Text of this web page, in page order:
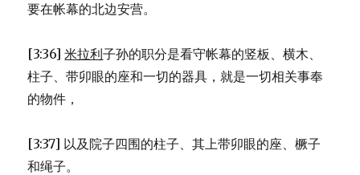
要在帐幕的北边安营。
[3:36]米拉利子孙的职分是看守帐幕的竖板、横木、
柱子、带卯眼的座和一切的器具，就是一切相关事奉
的物件，
[3:37] 以及院子四围的柱子、其上带卯眼的座、橛子
和绳子。